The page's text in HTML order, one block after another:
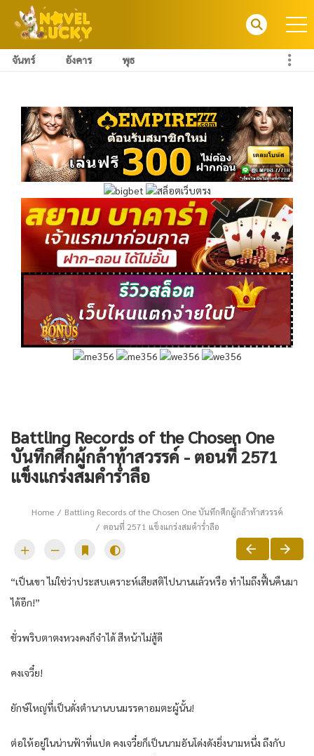
จันทร์ อังคาร พุธ
Battling Records of the Chosen One
บันทึกศึกผู้กล้าท้าสวรรค์ - ตอนที่ 2571
แข็งแกร่งสมคำร่ำลือ
Home
Battling Records of the Chosen One บันทึกศึกผู้กล้าท้าสวรรค์
ตอนที่ 2571 แข็งแกร่งสมคำร่ำลือ
“เป็นเขา ไม่ใช่ว่าประสบเคราะห์เสียสติไปนานแล้วหรือ ทำไมถึงฟื้นคืนมา
ได้อีก!”
ชั่วพริบตาตงหวงคงก็จำได้ สีหน้าไม่สู้ดี
คงเจวี๋ย!
ยักษ์ใหญ่ที่เป็นดั่งตำนานบนมรรคาอมตะผู้นั้น!
ต่อให้อยู่ในน่านฟ้าที่แปด คงเจวี๋ยก็เป็นนามอันโด่งดังยิ่งนามหนึ่ง ถึงกับ